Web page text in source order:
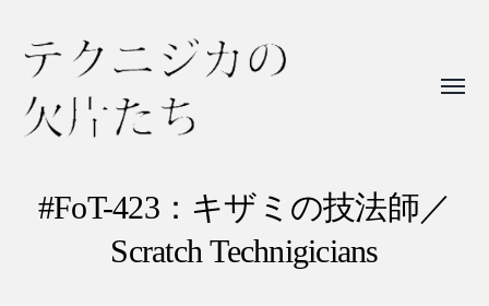
ニ
#FoT-423：キザミの技法師／
Scratch Technigicians